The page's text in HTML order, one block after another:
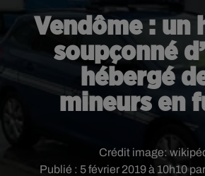
Vendôme : un
soupçonné
hébergé
mineurs en
Publié : 5 février 2019 à 10h10
Crédit image: